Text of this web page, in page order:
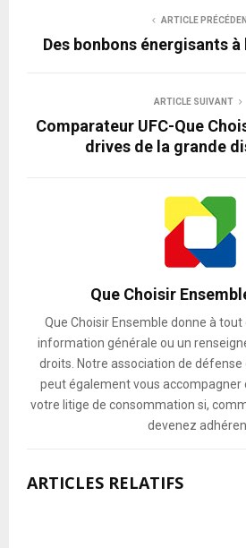
ARTICLE
Des bonbons énergisants
ARTICLE SUIVANT
Comparateur UFC-Que
drives de la grande
Que Choisir
Que Choisir Ensemble donne à
information générale ou un
droits. Notre association de
peut également vous accompagner
votre litige de consommation si,
devenez
ARTICLES RELATIFS